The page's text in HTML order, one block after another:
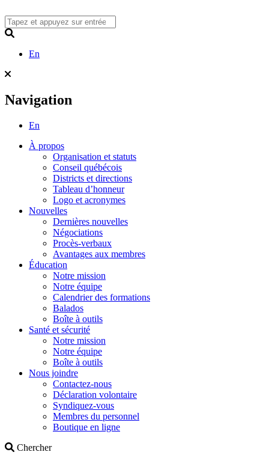
to
content
En
Navigation
En
À propos
Organisation et statuts
Conseil québécois
Districts et directions
Tableau d’honneur
Logo et acronymes
Nouvelles
Dernières nouvelles
Négociations
Procès-verbaux
Avantages aux membres
Éducation
Notre mission
Notre équipe
Calendrier des formations
Balados
Boîte à outils
Santé et sécurité
Notre mission
Notre équipe
Boîte à outils
Nous joindre
Contactez-nous
Déclaration volontaire
Syndiquez-vous
Membres du personnel
Boutique en ligne
ChercherSearch